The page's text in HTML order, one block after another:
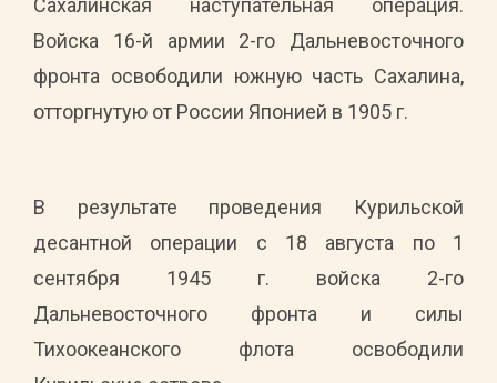
Сахалинская наступательная операция.
Войска 16-й армии 2-го Дальневосточного
фронта освободили южную часть Сахалина,
отторгнутую от России Японией в 1905 г.
В результате проведения Курильской
десантной операции с 18 августа по 1
сентября 1945 г. войска 2-го
Дальневосточного фронта и силы
Тихоокеанского флота освободили